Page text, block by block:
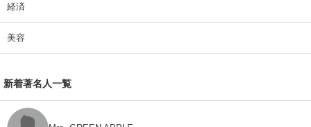
経済
美容
新着著名人一覧